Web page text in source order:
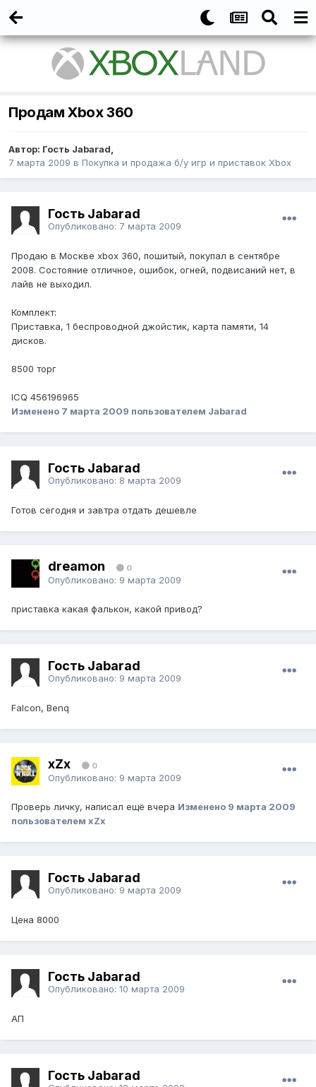
Продам Xbox 360
Автор: Гость Jabarad,
7 марта 2009 в Покупка и продажа б/у игр и приставок Xbox
Гость Jabarad
Опубликовано: 7 марта 2009
Продаю в Москве xbox 360, пошитый, покупал в сентябре
2008. Состояние отличное, ошибок, огней, подвисаний нет, в
лайв не выходил.
Комплект:
Приставка, 1 беспроводной джойстик, карта памяти, 14
дисков.
8500 торг
ICQ 456196965
Изменено 7 марта 2009 пользователем Jabarad
Гость Jabarad
Опубликовано: 8 марта 2009
Готов сегодня и завтра отдать дешевле
dreamon 0
Опубликовано: 9 марта 2009
приставка какая фалькон, какой привод?
Гость Jabarad
Опубликовано: 9 марта 2009
Falcon, Benq
xZx 0
Опубликовано: 9 марта 2009
Проверь личку, написал ещё вчера Изменено 9 марта 2009
пользователем xZx
Гость Jabarad
Опубликовано: 9 марта 2009
Цена 8000
Гость Jabarad
Опубликовано: 10 марта 2009
АП
Гость Jabarad